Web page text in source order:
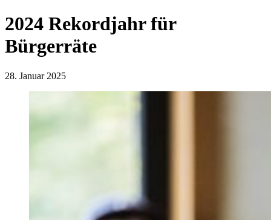
2024 Rekordjahr für
Bürgerräte
28. Januar 2025